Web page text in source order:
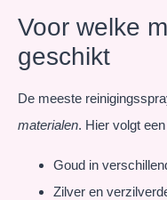
Voor welke
geschikt
De meeste
materialen. Hier volgt
Goud in
Zilver en